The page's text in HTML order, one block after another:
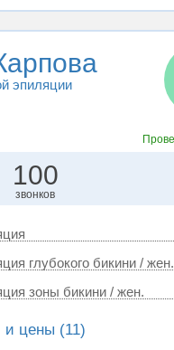
эпиляции
100
звонков
глубокого бикини / жен.
зоны бикини / жен.
цены (11)